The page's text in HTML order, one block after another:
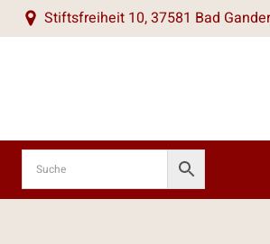
Zum
Inhalt
Stiftsfreiheit 10, 37581 Bad